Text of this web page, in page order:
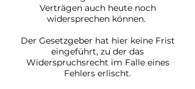
Verträgen auch heute noch
widersprechen können.
Der Gesetzgeber hat hier keine Frist
eingeführt, zu der das
Widerspruchsrecht im Falle eines
Fehlers erlischt.